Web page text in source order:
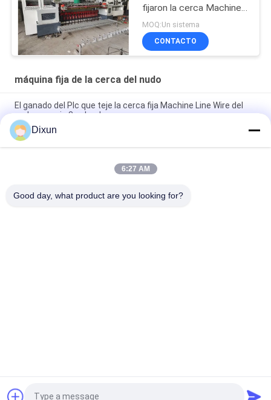
fijaron la cerca Machine
Tensile Strength 850n
del nudo
MOQ:Un sistema
CONTACTO
máquina fija de la cerca del nudo
El ganado del Plc que teje la cerca fija Machine Line Wire del
nudo espacia 3 pulgadas
Cerca fija Machine Weave Speed del prado del nudo 25 veces
por minuto
Cerca fija Machine Hole Size del ganado del nudo de Mesh
Dixun
6:27 AM
Good day, what product are you looking for?